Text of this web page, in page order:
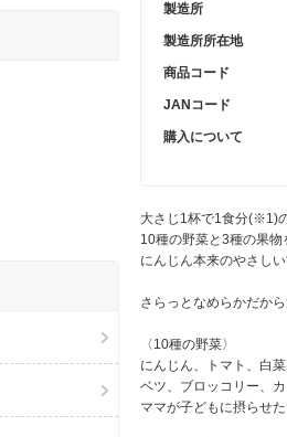
製造所
製造所所在地
商品コード
JANコード
購入について
大さじ1杯で1食分(※1)
10種の野菜と3種の果物
にんじん本来のやさし
さらっとなめらかだか
〈10種の野菜〉
にんじん、トマト、白
ベツ、ブロッコリー、カ
ママが子どもに摂らせ